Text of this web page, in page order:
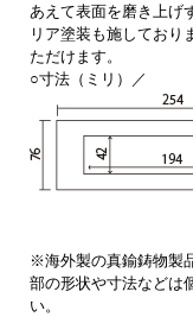
あえて表面を磨き上げ
リア塗装も施しており
ただけます。
○寸法（ミリ）／
※海外製の真鍮鋳物製
部の形状や寸法などは
い。